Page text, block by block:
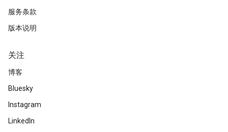
服务条款
版本说明
关注
博客
Bluesky
Instagram
LinkedIn